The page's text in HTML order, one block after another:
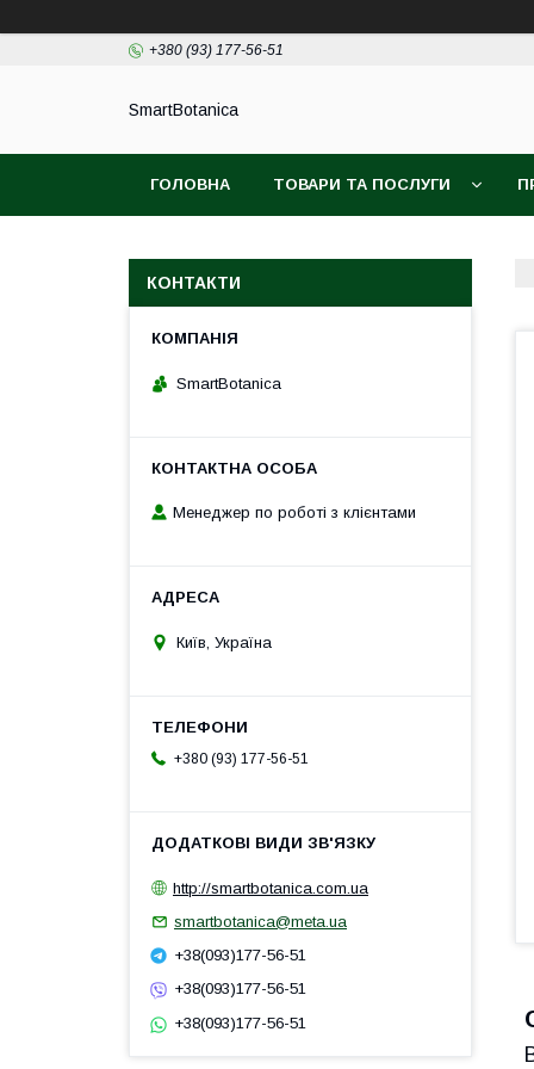
+380 (93) 177-56-51
SmartBotanica
ГОЛОВНА ТОВАРИ ТА ПОСЛУГИ
КОНТАКТИ
SmartBotanica
Менеджер по роботі з клієнтами
Київ, Україна
+380 (93) 177-56-51
http://smartbotanica.com.ua
smartbotanica@meta.ua
+38(093)177-56-51
+38(093)177-56-51
+38(093)177-56-51